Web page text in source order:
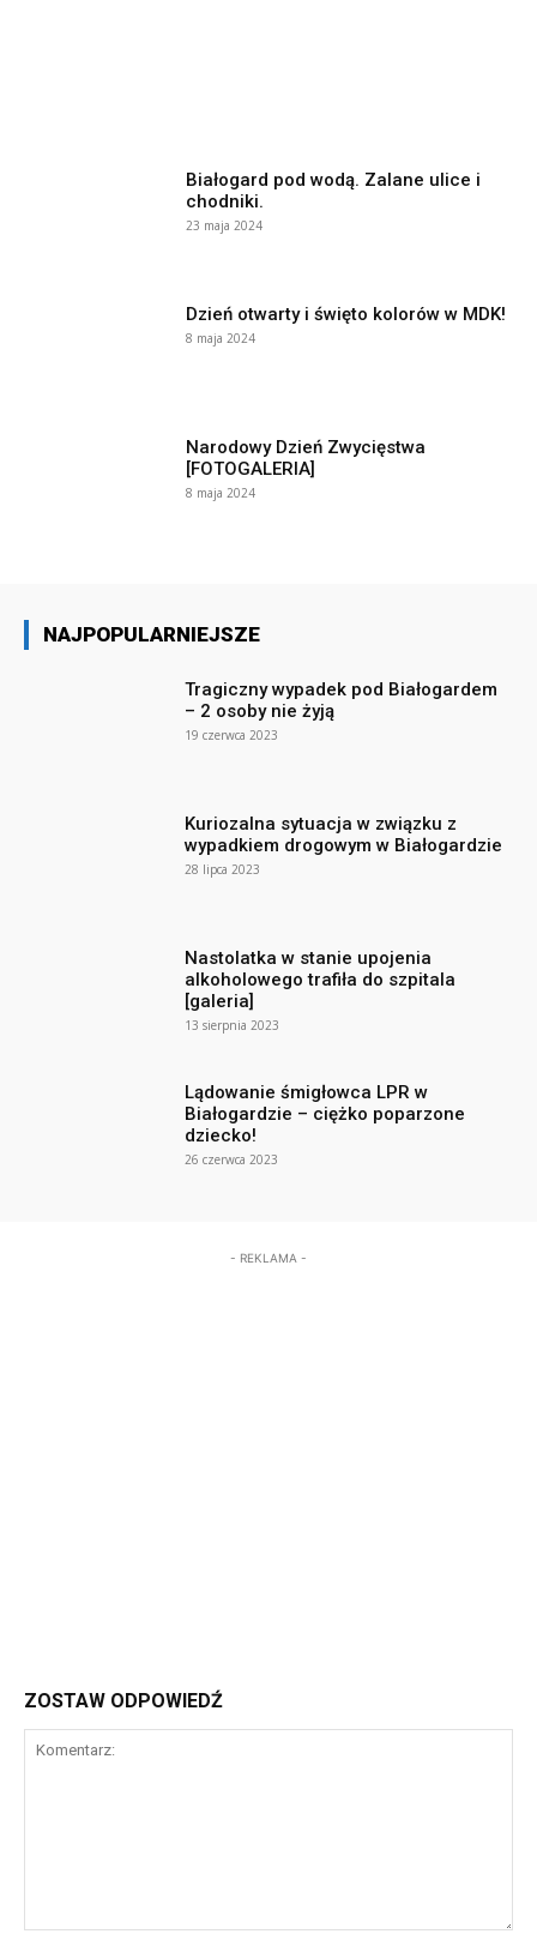
Białogard pod wodą. Zalane ulice i
chodniki.
23 maja 2024
Dzień otwarty i święto kolorów w MDK!
8 maja 2024
Narodowy Dzień Zwycięstwa
[FOTOGALERIA]
8 maja 2024
NAJPOPULARNIEJSZE
Tragiczny wypadek pod Białogardem
– 2 osoby nie żyją
19 czerwca 2023
Kuriozalna sytuacja w związku z
wypadkiem drogowym w Białogardzie
28 lipca 2023
Nastolatka w stanie upojenia
alkoholowego trafiła do szpitala
[galeria]
13 sierpnia 2023
Lądowanie śmigłowca LPR w
Białogardzie – ciężko poparzone
dziecko!
26 czerwca 2023
- REKLAMA -
ZOSTAW ODPOWIEDŹ